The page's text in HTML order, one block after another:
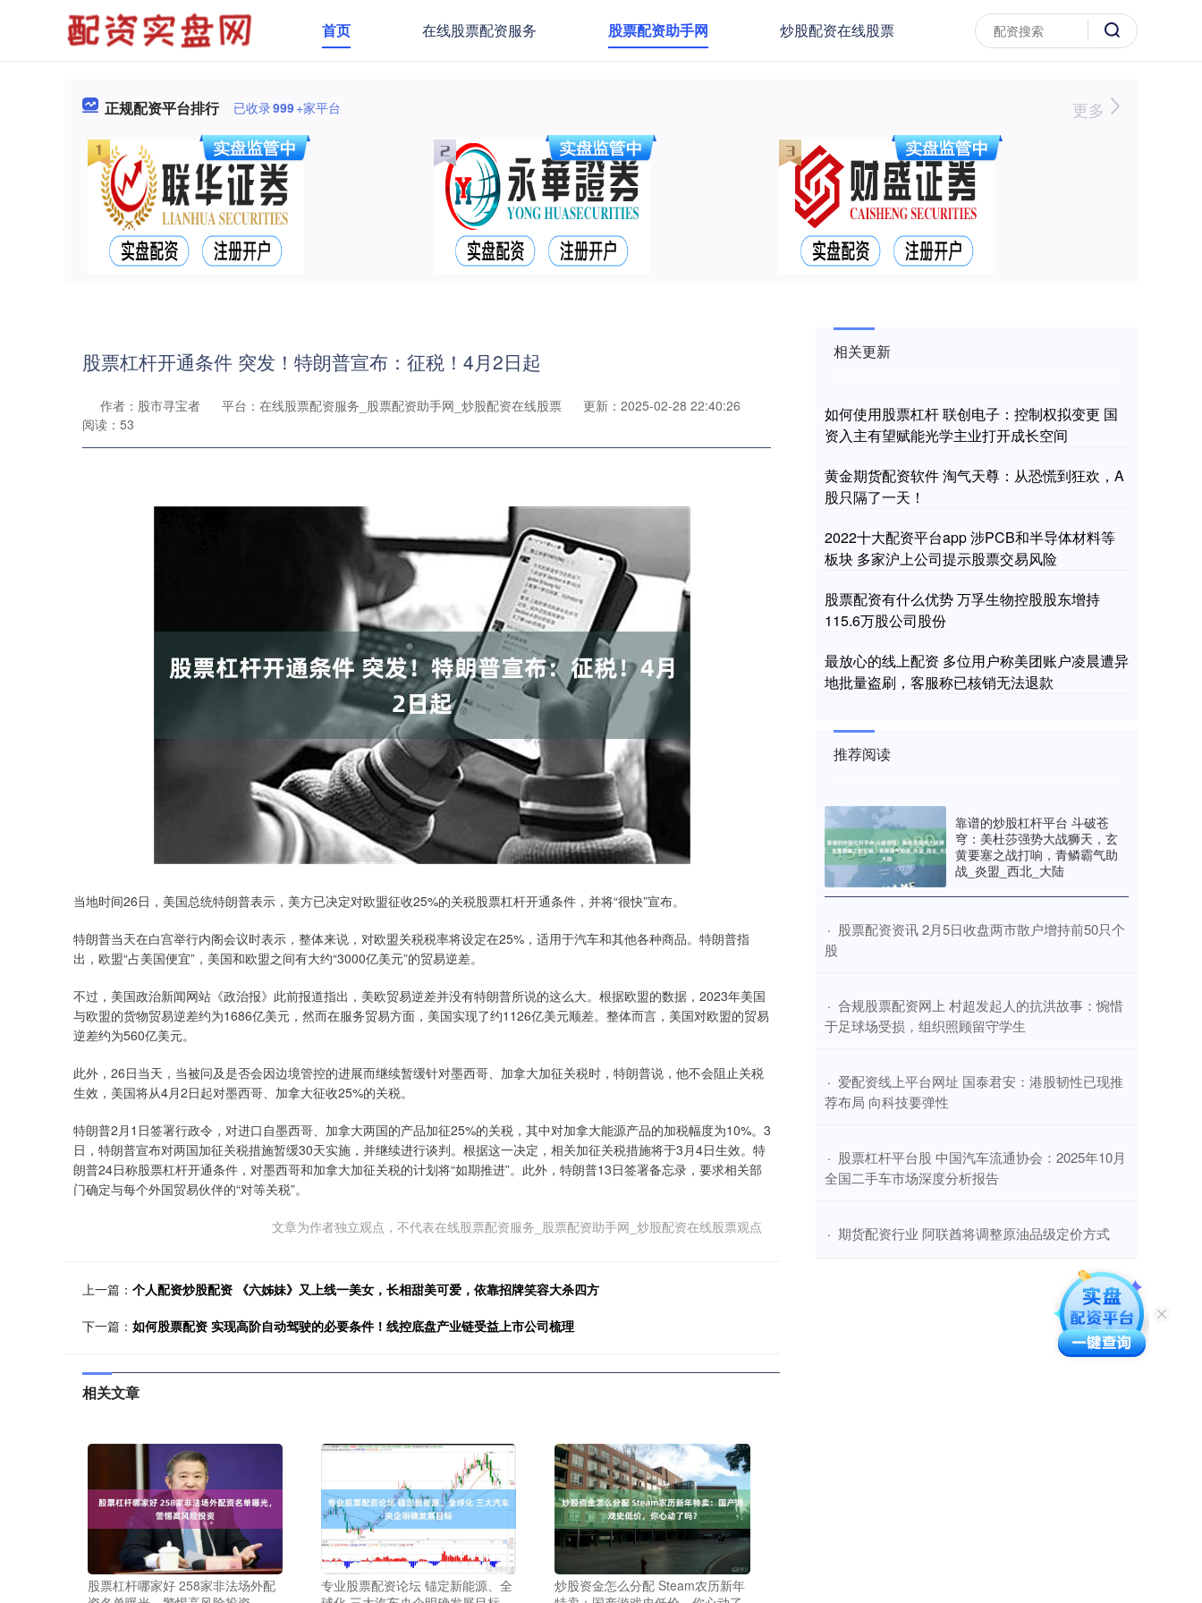
首页 在线股票配资服务 股票配资助手网 炒股配资在线股票
正规配资平台排行 已收录999+家平台 更多
股票杠杆开通条件 突发！特朗普宣布：征税！4月2日起
作者：股市寻宝者 平台：在线股票配资服务_股票配资助手网_炒股配资在线股票
更新：2025-02-28 22:40:26
阅读：53
当地时间26日，美国总统特朗普表示，美方已决定对欧盟征收25%的关税股票杠杆开通条件，并将“很快”宣布。
特朗普当天在白宫举行内阁会议时表示，整体来说，对欧盟关税税率将设定在25%，适用于汽车和其他各种商品。特朗普指
出，欧盟“占美国便宜”，美国和欧盟之间有大约“3000亿美元”的贸易逆差。
不过，美国政治新闻网站《政治报》此前报道指出，美欧贸易逆差并没有特朗普所说的这么大。根据欧盟的数据，2023年美国
与欧盟的货物贸易逆差约为1686亿美元，然而在服务贸易方面，美国实现了约1126亿美元顺差。整体而言，美国对欧盟的贸易
逆差约为560亿美元。
此外，26日当天，当被问及是否会因边境管控的进展而继续暂缓针对墨西哥、加拿大加征关税时，特朗普说，他不会阻止关税
生效，美国将从4月2日起对墨西哥、加拿大征收25%的关税。
特朗普2月1日签署行政令，对进口自墨西哥、加拿大两国的产品加征25%的关税，其中对加拿大能源产品的加税幅度为10%。3
日，特朗普宣布对两国加征关税措施暂缓30天实施，并继续进行谈判。根据这一决定，相关加征关税措施将于3月4日生效。特
朗普24日称股票杠杆开通条件，对墨西哥和加拿大加征关税的计划将“如期推进”。此外，特朗普13日签署备忘录，要求相关部
门确定与每个外国贸易伙伴的“对等关税”。
文章为作者独立观点，不代表在线股票配资服务_股票配资助手网_炒股配资在线股票观点
上一篇： 个人配资炒股配资 《六姊妹》又上线一美女，长相甜美可爱，依靠招牌笑容大杀四方
下一篇： 如何股票配资 实现高阶自动驾驶的必要条件！线控底盘产业链受益上市公司梳理
相关文章
股票杠杆哪家好 258家非法场外配
专业股票配资论坛 锚定新能源、全
炒股资金怎么分配 Steam农历新年
相关更新
如何使用股票杠杆 联创电子：控制权拟变更 国
资入主有望赋能光学主业打开成长空间
黄金期货配资软件 淘气天尊：从恐慌到狂欢，A
股只隔了一天！
2022十大配资平台app 涉PCB和半导体材料等
板块 多家沪上公司提示股票交易风险
股票配资有什么优势 万孚生物控股股东增持
115.6万股公司股份
最放心的线上配资 多位用户称美团账户凌晨遭异
地批量盗刷，客服称已核销无法退款
推荐阅读
靠谱的炒股杠杆平台 斗破苍
穹：美杜莎强势大战狮天，玄
黄要塞之战打响，青鳞霸气助
战_炎盟_西北_大陆
· ​股票配资资讯 2月5日收盘两市散户增持前50只个
股
· ​合规股票配资网上 村超发起人的抗洪故事：惋惜
于足球场受损，组织照顾留守学生
· ​爱配资线上平台网址 国泰君安：港股韧性已现推
荐布局 向科技要弹性
· ​股票杠杆平台股 中国汽车流通协会：2025年10月
全国二手车市场深度分析报告
· ​期货配资行业 阿联酋将调整原油品级定价方式